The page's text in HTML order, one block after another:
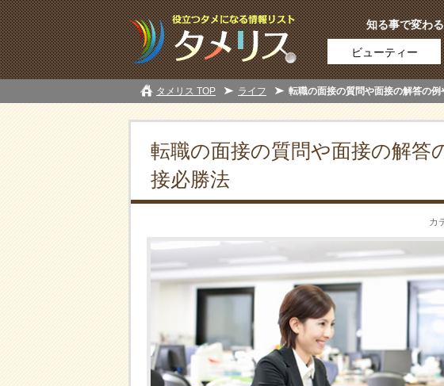
知る事で変わ
ビューティー
タメリス TOP ライフ 転職の面接の質問や面接の解答の
転職の面接の質問や面接の解答
接必勝法
カ